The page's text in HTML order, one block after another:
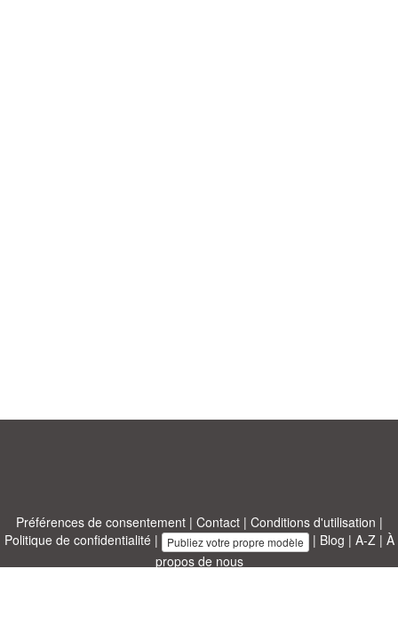
Préférences de consentement| Contact| Conditions d'utilisation |
Politique de confidentialité| Publiez votre propre modèle | Blog | A-Z| À
propos de nous